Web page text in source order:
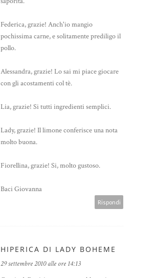
Federica, grazie! Anch'io mangio
pochissima carne, e solitamente prediligo il
pollo.
Alessandra, grazie! Lo sai mi piace giocare
con gli acostamenti col tè.
Lia, grazie! Si tutti ingredienti semplici.
Lady, grazie! Il limone conferisce una nota
molto buona.
Fiorellina, grazie! Si, molto gustoso.
Baci Giovanna
Rispondi
HIPERICA DI LADY BOHEME
29 settembre 2010 alle ore 14:13